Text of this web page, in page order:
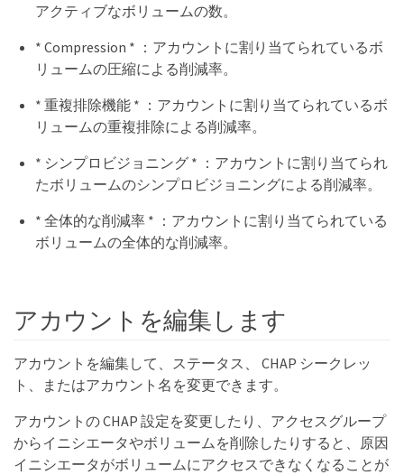
アクティブなボリュームの数。
* Compression * ：アカウントに割り当てられているボ
リュームの圧縮による削減率。
* 重複排除機能 * ：アカウントに割り当てられているボ
リュームの重複排除による削減率。
* シンプロビジョニング * ：アカウントに割り当てられ
たボリュームのシンプロビジョニングによる削減率。
* 全体的な削減率 * ：アカウントに割り当てられている
ボリュームの全体的な削減率。
アカウントを編集します
アカウントを編集して、ステータス、 CHAP シークレッ
ト、またはアカウント名を変更できます。
アカウントの CHAP 設定を変更したり、アクセスグループ
からイニシエータやボリュームを削除したりすると、原因
イニシエータがボリュームにアクセスできなくなることが